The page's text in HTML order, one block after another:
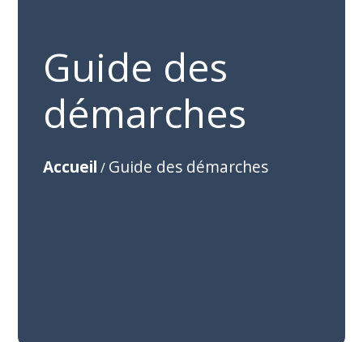
Guide des
démarches
Accueil / Guide des démarches